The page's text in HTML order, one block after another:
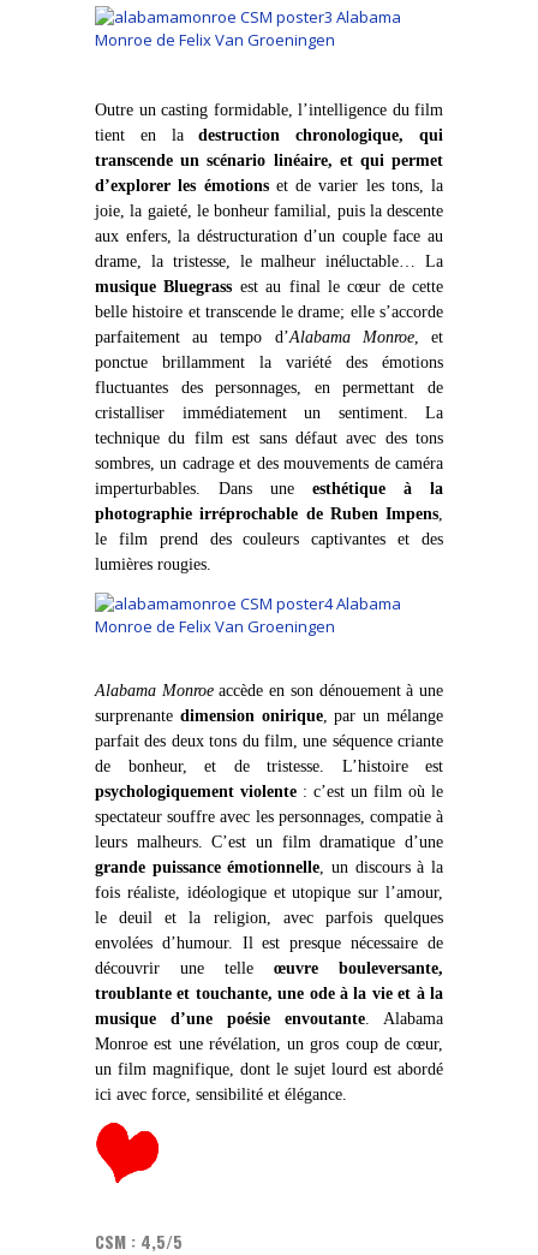
Outre un casting formidable, l’intelligence du film
tient en ladestruction chronologique, qui
transcende un scénario linéaire, et qui permet
d’explorer les émotionset de varier les tons, la
joie, la gaieté, le bonheur familial, puis la descente
aux enfers, la déstructuration d’un couple face au
drame, la tristesse, le malheur inéluctable… La
musique Bluegrass est au final le cœur de cette
belle histoire et transcende le drame; elle s’accorde
parfaitement au tempo d’Alabama Monroe, et
ponctue brillamment la variété des émotions
fluctuantes des personnages, en permettant de
cristalliser immédiatement un sentiment. La
technique du film est sans défaut avec des tons
sombres, un cadrage et des mouvements de caméra
imperturbables. Dans une esthétique à la
photographie irréprochable de Ruben Impens,
le film prend des couleurs captivantes et des
lumières rougies.
Alabama Monroeaccède en son dénouement à une
surprenante dimension onirique, par un mélange
parfait des deux tons du film, une séquence criante
de bonheur, et de tristesse. L’histoire est
psychologiquement violente : c’est un film où le
spectateur souffre avec les personnages, compatie à
leurs malheurs. C’est un film dramatique d’une
grande puissance émotionnelle, un discours à la
fois réaliste, idéologique et utopique sur l’amour,
le deuil et la religion, avec parfois quelques
envolées d’humour. Il est presque nécessaire de
découvrir une telle œuvre bouleversante,
troublante et touchante, une ode à la vie et à la
musique d’une poésie envoutante. Alabama
Monroe est une révélation, un gros coup de cœur,
un film magnifique, dont le sujet lourd est abordé
ici avec force, sensibilité et élégance.
CSM : 4,5/5